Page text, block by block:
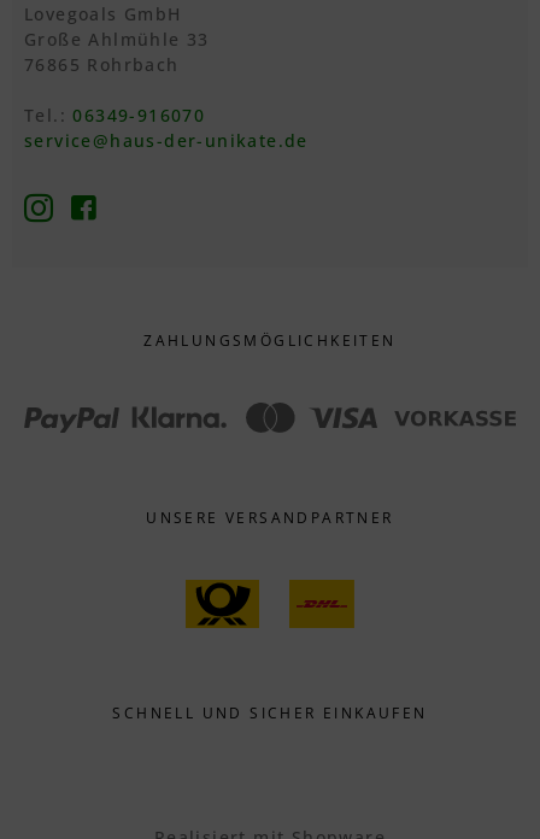
Lovegoals GmbH
Große Ahlmühle 33
76865 Rohrbach
Tel.:06349-916070
service@haus-der-unikate.de
ZAHLUNGS­MÖGLICHKEITEN
UNSERE VERSANDPARTNER
SCHNELL UND SICHER EINKAUFEN